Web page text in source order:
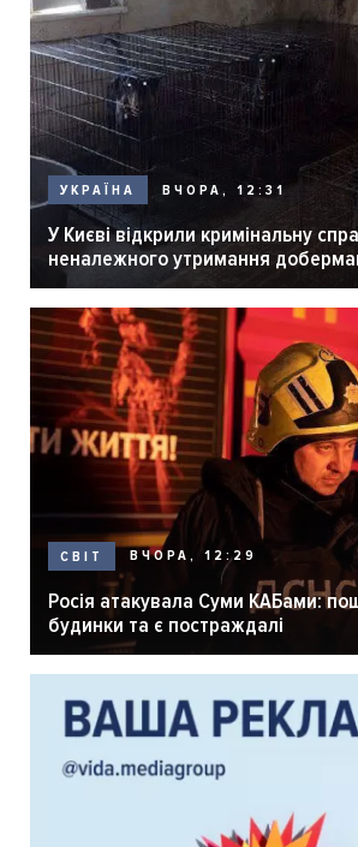
УКРАЇНА ВЧОРА, 12:31
У Києві відкрили кримінальну
неналежного утримання
розпліднику
СВІТ ВЧОРА, 12:29
Росія атакувала Суми КАБами:
будинки та є постраждалі